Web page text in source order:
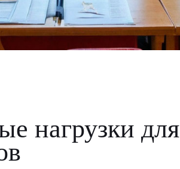
нагрузки для